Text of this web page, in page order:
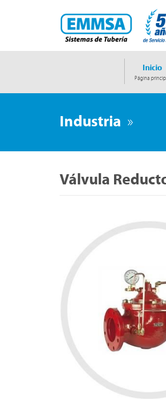
Inicio
Página
Industria »
Válvula